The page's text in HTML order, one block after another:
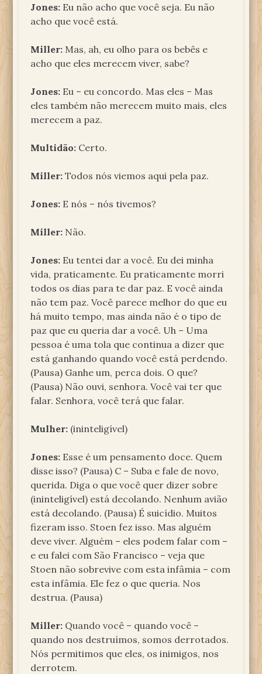
Jones: Eu não acho que você seja. Eu não
acho que você está.
Miller: Mas, ah, eu olho para os bebês e
acho que eles merecem viver, sabe?
Jones: Eu – eu concordo. Mas eles – Mas
eles também não merecem muito mais, eles
merecem a paz.
Multidão: Certo.
Miller: Todos nós viemos aqui pela paz.
Jones: E nós – nós tivemos?
Miller: Não.
Jones: Eu tentei dar a você. Eu dei minha
vida, praticamente. Eu praticamente morri
todos os dias para te dar paz. E você ainda
não tem paz. Você parece melhor do que eu
há muito tempo, mas ainda não é o tipo de
paz que eu queria dar a você. Uh – Uma
pessoa é uma tola que continua a dizer que
está ganhando quando você está perdendo.
(Pausa) Ganhe um, perca dois. O que?
(Pausa) Não ouvi, senhora. Você vai ter que
falar. Senhora, você terá que falar.
Mulher: (ininteligível)
Jones: Esse é um pensamento doce. Quem
disse isso? (Pausa) C – Suba e fale de novo,
querida. Diga o que você quer dizer sobre
(ininteligível) está decolando. Nenhum avião
está decolando. (Pausa) É suicídio. Muitos
fizeram isso. Stoen fez isso. Mas alguém
deve viver. Alguém – eles podem falar com –
e eu falei com São Francisco – veja que
Stoen não sobrevive com esta infâmia – com
esta infâmia. Ele fez o que queria. Nos
destrua. (Pausa)
Miller: Quando você – quando você –
quando nos destruímos, somos derrotados.
Nós permitimos que eles, os inimigos, nos
derrotem.